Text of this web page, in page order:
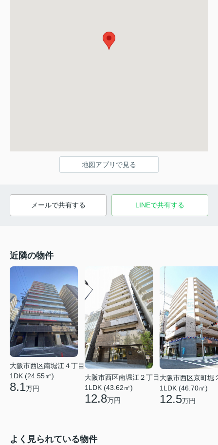
地図アプリで見る
メールで共有する LINEで共有する
近隣の物件
大阪市西区南堀江４丁目
1DK (24.55㎡)
8.1万円
大阪市西区南堀江２丁目
1LDK (43.62㎡)
12.8万円
大阪市西区京町堀
1LDK (46.70㎡)
12.5万円
よく見られている物件